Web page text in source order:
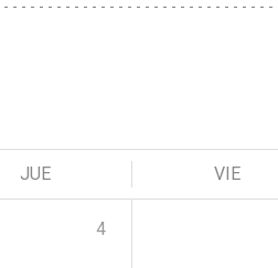
JUE VIE
4